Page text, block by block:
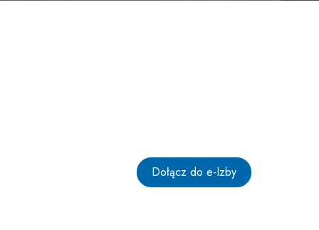
Dołącz do e-Izby